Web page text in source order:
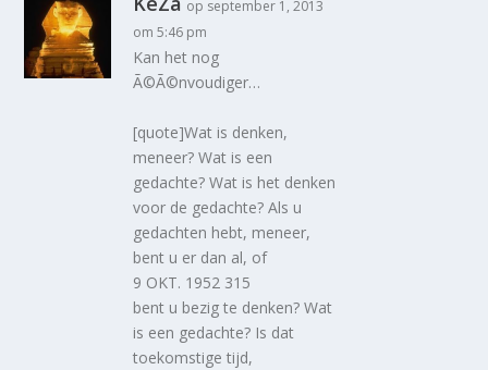
op september 1, 2013
om 5:46 pm
Kan het nog
Ã©Ã©nvoudiger…
[quote]Wat is denken,
meneer? Wat is een
gedachte? Wat is het denken
voor de gedachte? Als u
gedachten hebt, meneer,
bent u er dan al, of
9 OKT. 1952 315
bent u bezig te denken? Wat
is een gedachte? Is dat
toekomstige tijd,